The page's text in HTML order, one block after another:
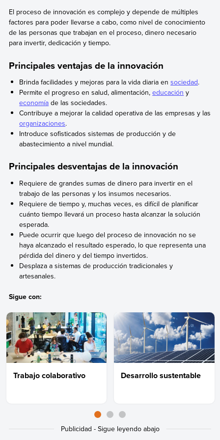
El proceso de innovación es complejo y depende de múltiples
factores para poder llevarse a cabo, como nivel de conocimiento
de las personas que trabajan en el proceso, dinero necesario
para invertir, dedicación y tiempo.
Principales ventajas de la innovación
Brinda facilidades y mejoras para la vida diaria ensociedad.
Permite el progreso en salud, alimentación,educación y
economía de las sociedades.
Contribuye a mejorar la calidad operativa de las empresas y las
organizaciones.
Introduce sofisticados sistemas de producción y de
abastecimiento a nivel mundial.
Principales desventajas de la innovación
Requiere de grandes sumas de dinero para invertir en el
trabajo de las personas y los insumos necesarios.
Requiere de tiempo y, muchas veces, es difícil de planificar
cuánto tiempo llevará un proceso hasta alcanzar la solución
esperada.
Puede ocurrir que luego del proceso de innovación no se
haya alcanzado el resultado esperado, lo que representa una
pérdida del dinero y del tiempo invertidos.
Desplaza a sistemas de producción tradicionales y
artesanales.
Sigue con:
Trabajo colaborativo Desarrollo sustentable